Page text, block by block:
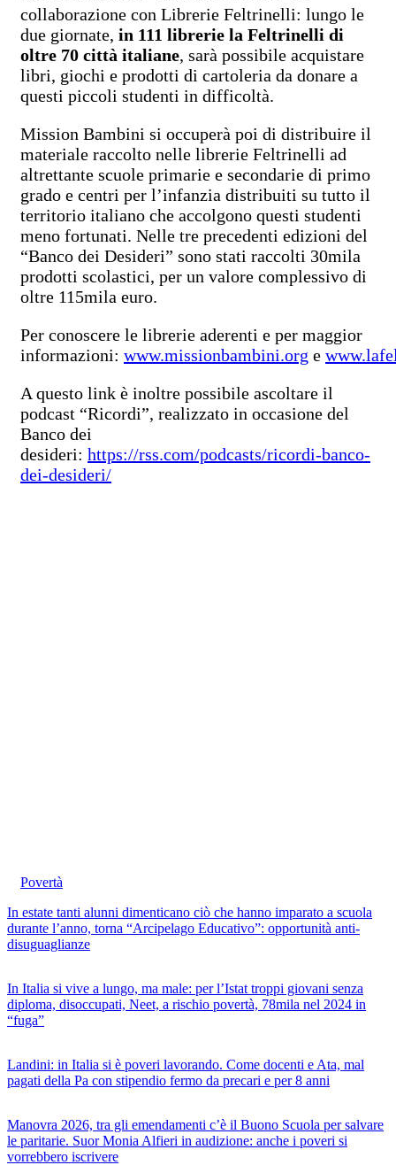
collaborazione con Librerie Feltrinelli: lungo le
due giornate, in 111 librerie la Feltrinelli di
oltre 70 città italiane, sarà possibile acquistare
libri, giochi e prodotti di cartoleria da donare a
questi piccoli studenti in difficoltà.
Mission Bambini si occuperà poi di distribuire il
materiale raccolto nelle librerie Feltrinelli ad
altrettante scuole primarie e secondarie di primo
grado e centri per l’infanzia distribuiti su tutto il
territorio italiano che accolgono questi studenti
meno fortunati. Nelle tre precedenti edizioni del
“Banco dei Desideri” sono stati raccolti 30mila
prodotti scolastici, per un valore complessivo di
oltre 115mila euro.
Per conoscere le librerie aderenti e per maggior
informazioni: www.missionbambini.org e
A questo link è inoltre possibile ascoltare il
podcast “Ricordi”, realizzato in occasione del
Banco dei
desideri: https://rss.com/podcasts/ricordi-banco-
dei-desideri/
Povertà
In estate tanti alunni dimenticano ciò che hanno imparato a scuola
durante l’anno, torna “Arcipelago Educativo”: opportunità anti-
disuguaglianze
In Italia si vive a lungo, ma male: per l’Istat troppi giovani senza
diploma, disoccupati, Neet, a rischio povertà, 78mila nel 2024 in
“fuga”
Landini: in Italia si è poveri lavorando. Come docenti e Ata, mal
pagati della Pa con stipendio fermo da precari e per 8 anni
Manovra 2026, tra gli emendamenti c’è il Buono Scuola per salvare
le paritarie. Suor Monia Alfieri in audizione: anche i poveri si
vorrebbero iscrivere